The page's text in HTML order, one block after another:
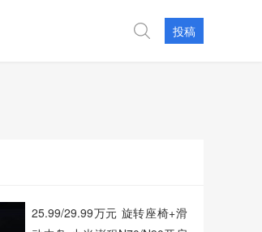
投稿
25.99/29.99万元 旋转座椅+滑